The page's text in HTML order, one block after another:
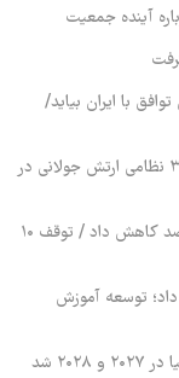
آینده جمعیت
با ایران بیاید/
درگیری شدید در جنوب ادلب؛ کشته و زخمی شدن ۳ نظامی ارتش جولانی در
پاکستان هزینه انبارداری کانتینرهای ایرانی را ۸۰ درصد کاهش داد / توقف ۱۰
توسعه آموزش
شد